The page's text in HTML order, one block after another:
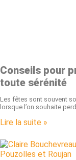
Conseils pour
toute sérénité
Les fêtes sont souvent
lorsque l’on souhaite
Lire la suite »